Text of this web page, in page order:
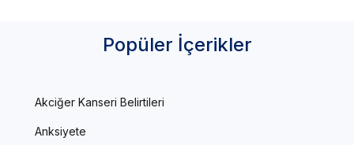
Popüler İçerikler
Akciğer Kanseri Belirtileri
Anksiyete